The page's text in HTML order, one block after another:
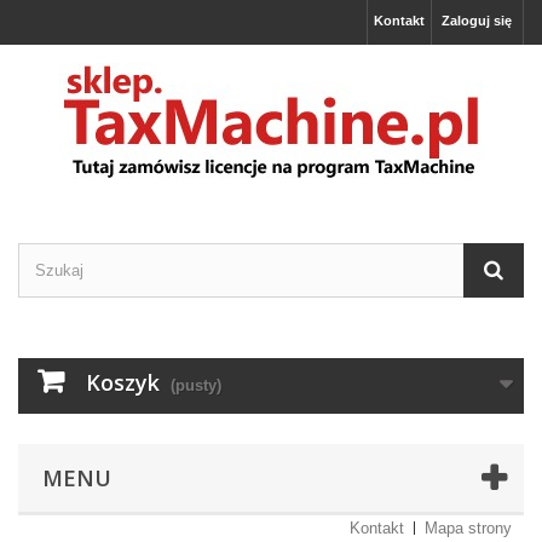
Zaloguj się
Kontakt
Koszyk (pusty)
MENU
Kontakt Mapa strony